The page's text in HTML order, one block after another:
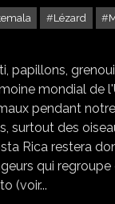
Lézard
mondial de
pendant
surtout des
Rica restera
qui
(voir...